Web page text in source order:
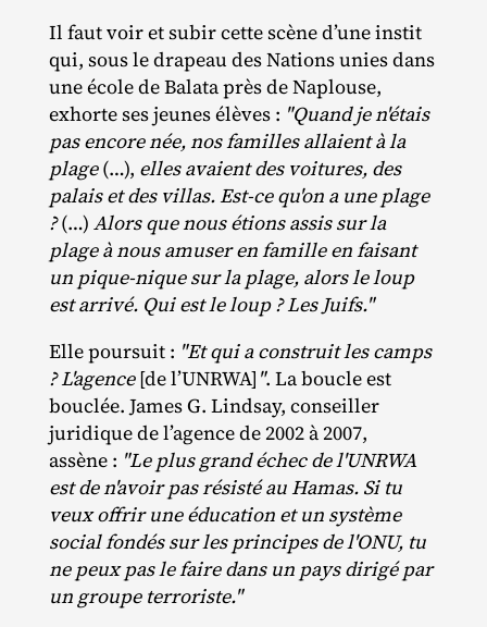
Il faut voir et subir cette scène d’une instit
qui, sous le drapeau des Nations unies dans
une école de Balata près de Naplouse,
exhorte ses jeunes élèves : "Quand je n'étais
pas encore née, nos familles allaient à la
plage(…), elles avaient des voitures, des
palais et des villas. Est-ce qu'on a une plage
?(…) Alors que nous étions assis sur la
plage à nous amuser en famille en faisant
un pique-nique sur la plage, alors le loup
est arrivé. Qui est le loup ? Les Juifs."
Elle poursuit : "Et qui a construit les camps
? L'agence[de l’UNRWA] ". La boucle est
bouclée. James G. Lindsay, conseiller
juridique de l’agence de 2002 à 2007,
assène : "Le plus grand échec de l'UNRWA
est de n'avoir pas résisté au Hamas. Si tu
veux offrir une éducation et un système
social fondés sur les principes de l'ONU, tu
ne peux pas le faire dans un pays dirigé par
un groupe terroriste."